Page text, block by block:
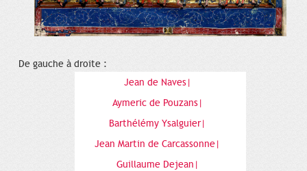
De gauche à droite :
Jean de Naves|
Aymeric de Pouzans|
Barthélémy Ysalguier|
Jean Martin de Carcassonne|
Guillaume Dejean|